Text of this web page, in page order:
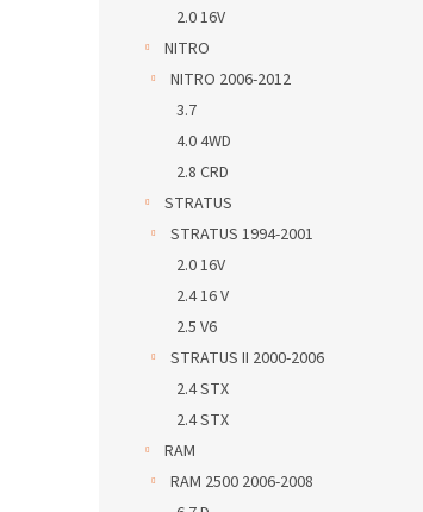
2.0 16V
NITRO
NITRO 2006-2012
3.7
4.0 4WD
2.8 CRD
STRATUS
STRATUS 1994-2001
2.0 16V
2.4 16 V
2.5 V6
STRATUS II 2000-2006
2.4 STX
2.4 STX
RAM
RAM 2500 2006-2008